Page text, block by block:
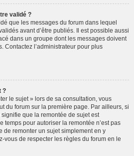
validé ?
que les messages du forum dans lequel
avant d’être publiés. Il est possible aussi
dans un groupe dont les messages doivent
Contactez l’administrateur pour plus
?
le sujet » lors de sa consultation, vous
du forum sur la première page. Par ailleurs, si
que la remontée de sujet est
temps pour autoriser la remontée n’est pas
de remonter un sujet simplement en y
vous de respecter les règles du forum en le